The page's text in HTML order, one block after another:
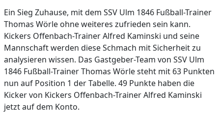
Ein Sieg Zuhause, mit dem SSV Ulm 1846 Fußball-Trainer
Thomas Wörle ohne weiteres zufrieden sein kann.
Kickers Offenbach-Trainer Alfred Kaminski und seine
Mannschaft werden diese Schmach mit Sicherheit zu
analysieren wissen. Das Gastgeber-Team von SSV Ulm
1846 Fußball-Trainer Thomas Wörle steht mit 63 Punkten
nun auf Position 1 der Tabelle. 49 Punkte haben die
Kicker von Kickers Offenbach-Trainer Alfred Kaminski
jetzt auf dem Konto.